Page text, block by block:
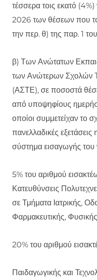
τέσσερα τοις εκατό
2026 των θέσεων που
την περ. θ) της παρ. 1
β) Των Ανώτατων
των Ανώτερων Σχολών
(ΑΣΤΕ), σε ποσοστά
από υποψηφίους
οποίοι συμμετείχαν το
πανελλαδικές
σύστημα εισαγωγής
5% του αριθμού
Κατευθύνσεις
σε Τμήματα Ιατρικής,
Φαρμακευτικής,
20% του αριθμού
Παιδαγωγικής και